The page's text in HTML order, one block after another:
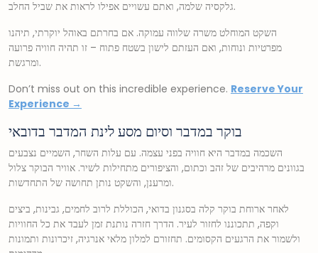
גלקסיה שלמה, ואתם עשויים אפילו לראות את שביל החלב.
השקט המוחלט משרה שלווה עמוקה. אם בחרתם באוהל יוקרתי, תיהנו
מפרטיות ונוחות, ואם העזתם לישון בשטח פתוח – זו תהיה חוויה פרועה
ומרגשת.
Don’t miss out on this incredible experience. Reserve Your
Experience →
בוקר במדבר וסיום מסע לינת המדבר בדובאי
השכמה במדבר היא חוויה בפני עצמה. עם עלות השחר, השמיים נצבעים
בגוונים מרהיבים של זהב וכתום, והציפורים מתחילות לשיר. אוויר הבוקר צלול
ומרענן, והשקט נותן תחושה של התחדשות.
לאחר ארוחת בוקר קלה בסגנון בדואי, הכוללת לרוב לחמים, גבינות, ביצים
וקפה, תתכוננו לחזור לעיר. הדרך חזרה נותנת זמן לעבד את כל החוויות
ולשמור את הרגעים הקסומים. תחזורם למלון מלאי אנרגיה, זיכרונות ותמונות